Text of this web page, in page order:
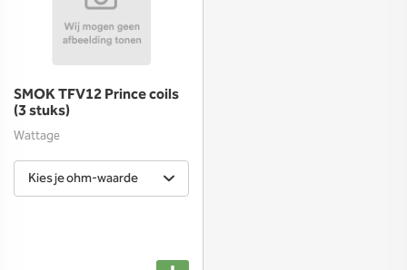
SMOK TFV12 Prince coils
(3 stuks)
Wattage
Kies je ohm-waarde